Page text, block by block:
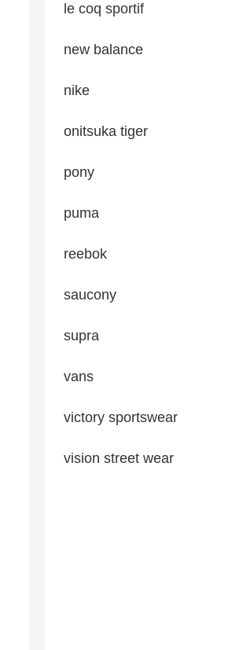
le coq sportif
new balance
nike
onitsuka tiger
pony
puma
reebok
saucony
supra
vans
victory sportswear
vision street wear